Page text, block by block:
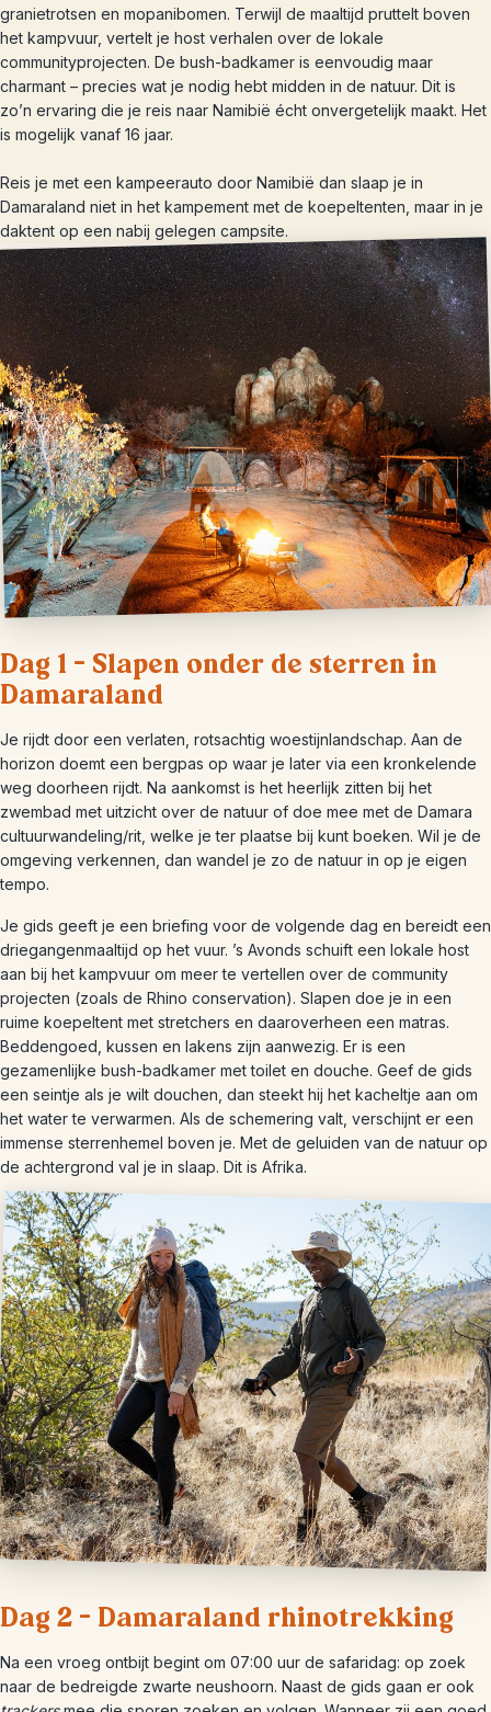
granietrotsen en mopanibomen. Terwijl de maaltijd pruttelt boven
het kampvuur, vertelt je host verhalen over de lokale
communityprojecten. De bush-badkamer is eenvoudig maar
charmant – precies wat je nodig hebt midden in de natuur. Dit is
zo’n ervaring die je reis naar Namibië écht onvergetelijk maakt. Het
is mogelijk vanaf 16 jaar.
Reis je met een kampeerauto door Namibië dan slaap je in
Damaraland niet in het kampement met de koepeltenten, maar in je
daktent op een nabij gelegen campsite.
Dag 1 – Slapen onder de sterren in
Damaraland
Je rijdt door een verlaten, rotsachtig woestijnlandschap. Aan de
horizon doemt een bergpas op waar je later via een kronkelende
weg doorheen rijdt. Na aankomst is het heerlijk zitten bij het
zwembad met uitzicht over de natuur of doe mee met de Damara
cultuurwandeling/rit, welke je ter plaatse bij kunt boeken. Wil je de
omgeving verkennen, dan wandel je zo de natuur in op je eigen
tempo.
Je gids geeft je een briefing voor de volgende dag en bereidt een
driegangenmaaltijd op het vuur. ’s Avonds schuift een lokale host
aan bij het kampvuur om meer te vertellen over de community
projecten (zoals de Rhino conservation). Slapen doe je in een
ruime koepeltent met stretchers en daaroverheen een matras.
Beddengoed, kussen en lakens zijn aanwezig. Er is een
gezamenlijke bush-badkamer met toilet en douche. Geef de gids
een seintje als je wilt douchen, dan steekt hij het kacheltje aan om
het water te verwarmen. Als de schemering valt, verschijnt er een
immense sterrenhemel boven je. Met de geluiden van de natuur op
de achtergrond val je in slaap. Dit is Afrika.
Dag 2 – Damaraland rhinotrekking
Na een vroeg ontbijt begint om 07:00 uur de safaridag: op zoek
naar de bedreigde zwarte neushoorn. Naast de gids gaan er ook